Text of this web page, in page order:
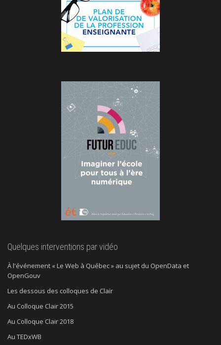
Quelques interventions par vidéo
À l'événement « Le Web à Québec » au sujet du OpenData et
OpenGouv
Les dessous des colloques de Clair
Au Colloque Clair 2015
Au Colloque Clair 2018
Au TEDxWB